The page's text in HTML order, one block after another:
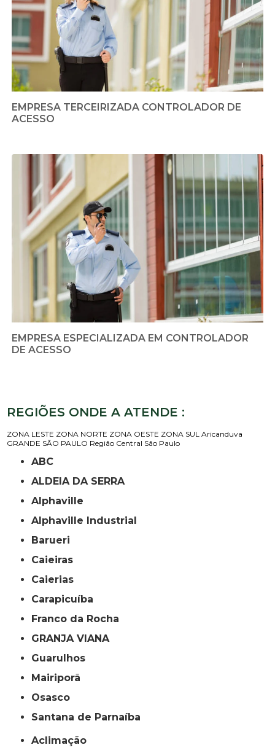
EMPRESA TERCEIRIZADA CONTROLADOR DE
ACESSO
EMPRESA ESPECIALIZADA EM CONTROLADOR
DE ACESSO
REGIÕES ONDE A ATENDE :
ZONA LESTE ZONA NORTE ZONA OESTE ZONA SUL Aricanduva
GRANDE SÃO PAULO Região Central São Paulo
ABC
ALDEIA DA SERRA
Alphaville
Alphaville Industrial
Barueri
Caieiras
Caierias
Carapicuíba
Franco da Rocha
GRANJA VIANA
Guarulhos
Mairiporã
Osasco
Santana de Parnaíba
Aclimação